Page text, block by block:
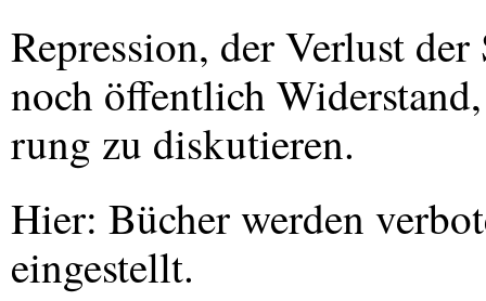
Repression, der Verlust
noch öffentlich
rung zu diskutieren.
Hier: Bücher werden
eingestellt.